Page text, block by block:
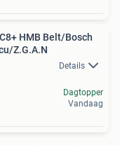
HMB Belt/Bosch
Z.G.A.N
Details
Dagtopper
Vandaag